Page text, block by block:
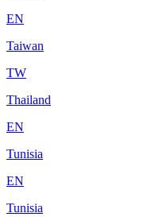
EN
Taiwan
TW
Thailand
EN
Tunisia
EN
Tunisia